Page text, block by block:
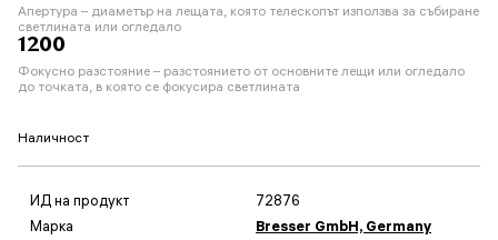
Апертура – диаметър на лещата, която телескопът използва за събиране
светлината или огледало
1200
Фокусно разстояние – разстоянието от основните лещи или огледало
до точката, в която се фокусира светлината
Наличност
ИД на продукт
72876
Марка
Bresser GmbH, Germany